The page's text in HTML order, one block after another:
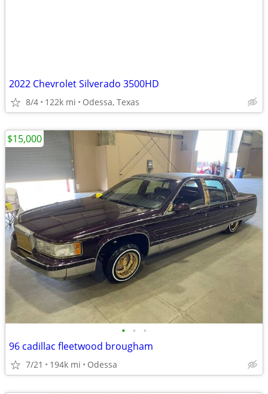
2022 Chevrolet Silverado 3500HD
8/4 122k mi Odessa, Texas
• • •
96 cadillac fleetwood brougham
7/21 194k mi Odessa
$15,000